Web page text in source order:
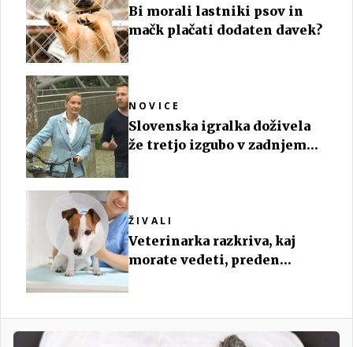
Bi morali lastniki psov in
mačk plačati dodaten davek?
NOVICE
Slovenska igralka doživela
že tretjo izgubo v zadnjem
ŽIVALI
Veterinarka razkriva, kaj
morate vedeti, preden